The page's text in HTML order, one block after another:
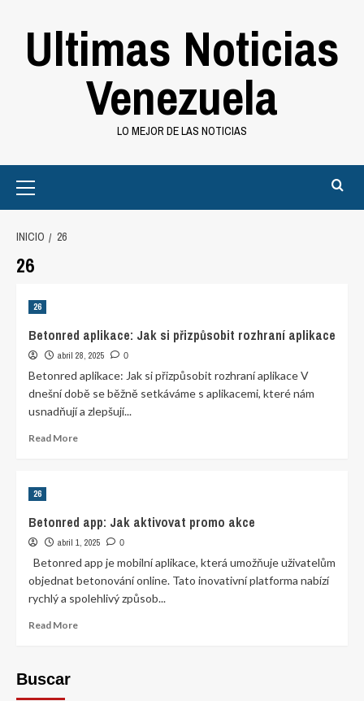
Ultimas Noticias
Venezuela
LO MEJOR DE LAS NOTICIAS
Menu
INICIO 26
26
26
Betonred aplikace: Jak si přizpůsobit rozhraní aplikace
abril 28, 2025 0
Betonred aplikace: Jak si přizpůsobit rozhraní aplikace V
dnešní době se běžně setkáváme s aplikacemi, které nám
usnadňují a zlepšují...
Read MoreRead
si
přizpůsobit
rozhraní
aplikace
26
Betonred app: Jak aktivovat promo akce
abril 1, 2025 0
Betonred app je mobilní aplikace, která umožňuje uživatelům
objednat betonování online. Tato inovativní platforma nabízí
rychlý a spolehlivý způsob...
Read MoreRead
Buscar